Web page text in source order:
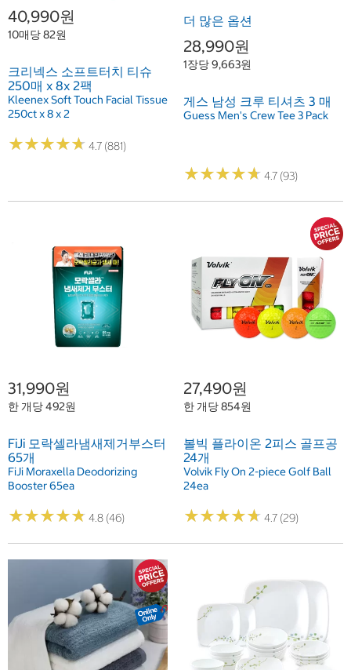
40,990원
10매당 82원
크리넥스 소프트터치 티슈
250매 x 8x 2팩
Kleenex Soft Touch Facial Tissue
250ct x 8 x 2
★★★★★
★★★★★ 4.7 (881)
더 많은 옵션
28,990원
1장당 9,663원
게스 남성 크루 티셔츠 3 매
Guess Men's Crew Tee 3 Pack
★★★★★
★★★★★ 4.7 (93)
31,990원
한 개당 492원
FiJi 모락셀라냄새제거부스터
65개
FiJi Moraxella Deodorizing
Booster 65ea
★★★★★
★★★★★ 4.8 (46)
27,490원
한 개당 854원
볼빅 플라이온 2피스 골프공
24개
Volvik Fly On 2-piece Golf Ball
24ea
★★★★★
★★★★★ 4.7 (29)